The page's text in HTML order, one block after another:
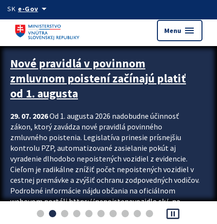
Preskocit na hlavný obsah
SK e-Govarrow_drop_down
Menu menu
Zastavit automatický posun upútavok
Nové pravidlá v povinnom
zmluvnom poistení začínajú platiť
od 1. augusta
29. 07. 2026Od 1. augusta 2026 nadobudne účinnosť
zákon, ktorý zavádza nové pravidlá povinného
zmluvného poistenia. Legislatíva prinesie prísnejšiu
kontrolu PZP, automatizované zasielanie pokút aj
vyradenie dlhodobo nepoistených vozidiel z evidencie.
Cieľom je radikálne znížiť počet nepoistených vozidiel v
cestnej premávke a zvýšiť ochranu zodpovedných vodičov.
Podrobné informácie nájdu občania na oficiálnom
webovom portáli https://nepoistenevozidlo.sk/, na
ktorom od augusta pribudne aj možnosť overiť si...
pause_presentation